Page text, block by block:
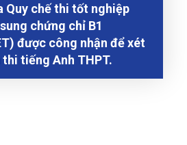
Quy chế thi tốt nghiệp
chứng chỉ B1
được công nhận để xét
tiếng Anh THPT.